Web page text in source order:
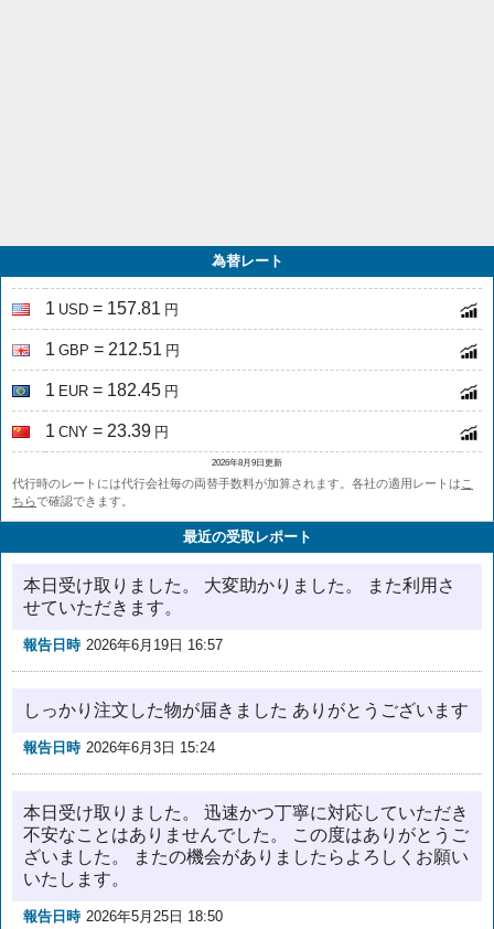
為替レート
1 USD = 157.81 円
1 GBP = 212.51 円
1 EUR = 182.45 円
1 CNY = 23.39 円
2026年8月9日更新
代行時のレートには代行会社毎の両替手数料が加算されます。各社の適用レートは こ
ちらで確認できます。
最近の受取レポート
本日受け取りました。 大変助かりました。 また利用さ
せていただきます。
報告日時 2026年6月19日 16:57
しっかり注文した物が届きました ありがとうございます
報告日時 2026年6月3日 15:24
本日受け取りました。 迅速かつ丁寧に対応していただき
不安なことはありませんでした。 この度はありがとうご
ざいました。 またの機会がありましたらよろしくお願い
いたします。
報告日時 2026年5月25日 18:50